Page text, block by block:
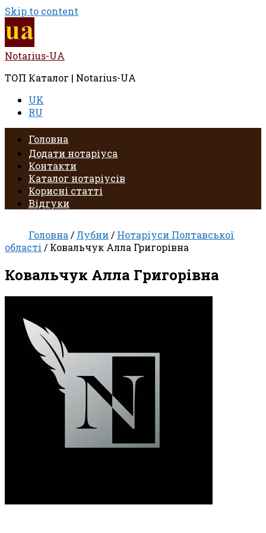
Skip to content
Notarius-UA
ТОП Каталог | Notarius-UA
UK
RU
Головна
Додати нотаріуса
Контакти
Каталог нотаріусів
Корисні статті
Відгуки
Головна / Лубни / Нотаріуси Полтавської
області / Ковальчук Алла Григорівна
Ковальчук Алла Григорівна